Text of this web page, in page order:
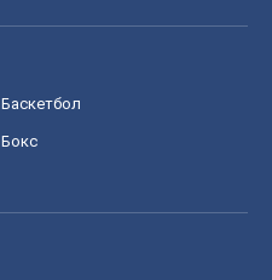
Баскетбол
Бокс